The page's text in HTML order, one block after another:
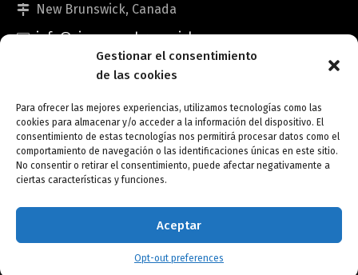
Gestionar el consentimiento
de las cookies
Para ofrecer las mejores experiencias, utilizamos tecnologías como las
cookies para almacenar y/o acceder a la información del dispositivo. El
consentimiento de estas tecnologías nos permitirá procesar datos como el
comportamiento de navegación o las identificaciones únicas en este sitio.
No consentir o retirar el consentimiento, puede afectar negativamente a
ciertas características y funciones.
Aceptar
Opt-out preferences
New Brunswick, Canada
info@viveennewbrunswick.com
Copyright © Vive en New Brunswick.
Opt-out preferences